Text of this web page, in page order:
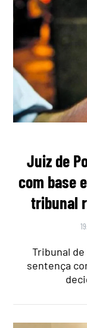
Juiz de
com base
tribunal
Tribunal
sentença